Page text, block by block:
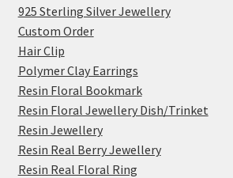
925 Sterling Silver Jewellery
Custom Order
Hair Clip
Polymer Clay Earrings
Resin Floral Bookmark
Resin Floral Jewellery Dish/Trinket
Resin Jewellery
Resin Real Berry Jewellery
Resin Real Floral Ring